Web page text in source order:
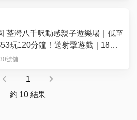
荃灣八千呎動感親子遊樂場｜低至
玩120分鐘！送射擊遊戲｜18大
互動體驗及水上小船漂流
號舖
1
約 10 結果